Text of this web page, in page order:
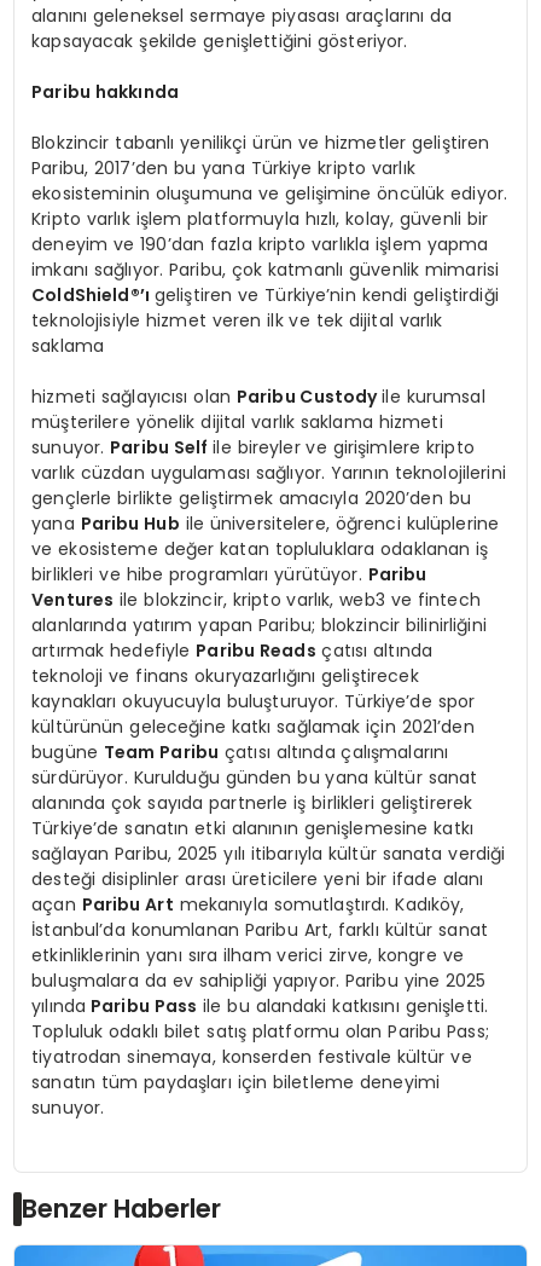
alanını geleneksel sermaye piyasası araçlarını da
kapsayacak şekilde genişlettiğini gösteriyor.
Paribu hakkında
Blokzincir tabanlı yenilikçi ürün ve hizmetler geliştiren
Paribu, 2017’den bu yana Türkiye kripto varlık
ekosisteminin oluşumuna ve gelişimine öncülük ediyor.
Kripto varlık işlem platformuyla hızlı, kolay, güvenli bir
deneyim ve 190’dan fazla kripto varlıkla işlem yapma
imkanı sağlıyor. Paribu, çok katmanlı güvenlik mimarisi
ColdShield®’ı geliştiren ve Türkiye’nin kendi geliştirdiği
teknolojisiyle hizmet veren ilk ve tek dijital varlık
saklama
hizmeti sağlayıcısı olan Paribu Custodyile kurumsal
müşterilere yönelik dijital varlık saklama hizmeti
sunuyor. Paribu Selfile bireyler ve girişimlere kripto
varlık cüzdan uygulaması sağlıyor. Yarının teknolojilerini
gençlerle birlikte geliştirmek amacıyla 2020’den bu
yana Paribu Hub ile üniversitelere, öğrenci kulüplerine
ve ekosisteme değer katan topluluklara odaklanan iş
birlikleri ve hibe programları yürütüyor. Paribu
Ventures ile blokzincir, kripto varlık, web3 ve fintech
alanlarında yatırım yapan Paribu; blokzincir bilinirliğini
artırmak hedefiyle Paribu Reads çatısı altında
teknoloji ve finans okuryazarlığını geliştirecek
kaynakları okuyucuyla buluşturuyor. Türkiye’de spor
kültürünün geleceğine katkı sağlamak için 2021’den
bugüne Team Paribu çatısı altında çalışmalarını
sürdürüyor. Kurulduğu günden bu yana kültür sanat
alanında çok sayıda partnerle iş birlikleri geliştirerek
Türkiye’de sanatın etki alanının genişlemesine katkı
sağlayan Paribu, 2025 yılı itibarıyla kültür sanata verdiği
desteği disiplinler arası üreticilere yeni bir ifade alanı
açan Paribu Art mekanıyla somutlaştırdı. Kadıköy,
İstanbul’da konumlanan Paribu Art, farklı kültür sanat
etkinliklerinin yanı sıra ilham verici zirve, kongre ve
buluşmalara da ev sahipliği yapıyor. Paribu yine 2025
yılında Paribu Pass ile bu alandaki katkısını genişletti.
Topluluk odaklı bilet satış platformu olan Paribu Pass;
tiyatrodan sinemaya, konserden festivale kültür ve
sanatın tüm paydaşları için biletleme deneyimi
sunuyor.
Benzer Haberler